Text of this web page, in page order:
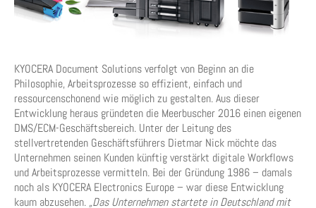
KYOCERA Document Solutions verfolgt von Beginn an die
Philosophie, Arbeitsprozesse so effizient, einfach und
ressourcenschonend wie möglich zu gestalten. Aus dieser
Entwicklung heraus gründeten die Meerbuscher 2016 einen eigenen
DMS/ECM-Geschäftsbereich. Unter der Leitung des
stellvertretenden Geschäftsführers Dietmar Nick möchte das
Unternehmen seinen Kunden künftig verstärkt digitale Workflows
und Arbeitsprozesse vermitteln. Bei der Gründung 1986 – damals
noch als KYOCERA Electronics Europe – war diese Entwicklung
kaum abzusehen. „Das Unternehmen startete in Deutschland mit